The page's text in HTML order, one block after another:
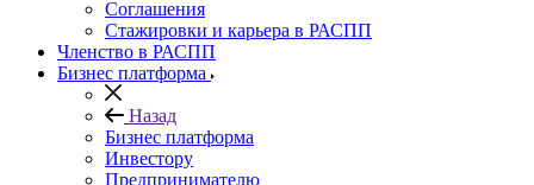
Соглашения
Стажировки и карьера в РАСПП
Членство в РАСПП
Бизнес платформа
Назад
Бизнес платформа
Инвестору
Предпринимателю